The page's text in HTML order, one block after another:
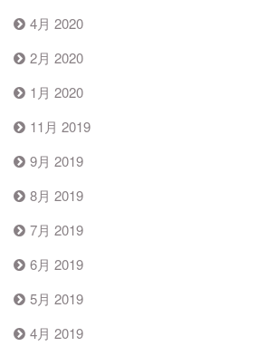
4月 2020
2月 2020
1月 2020
11月 2019
9月 2019
8月 2019
7月 2019
6月 2019
5月 2019
4月 2019